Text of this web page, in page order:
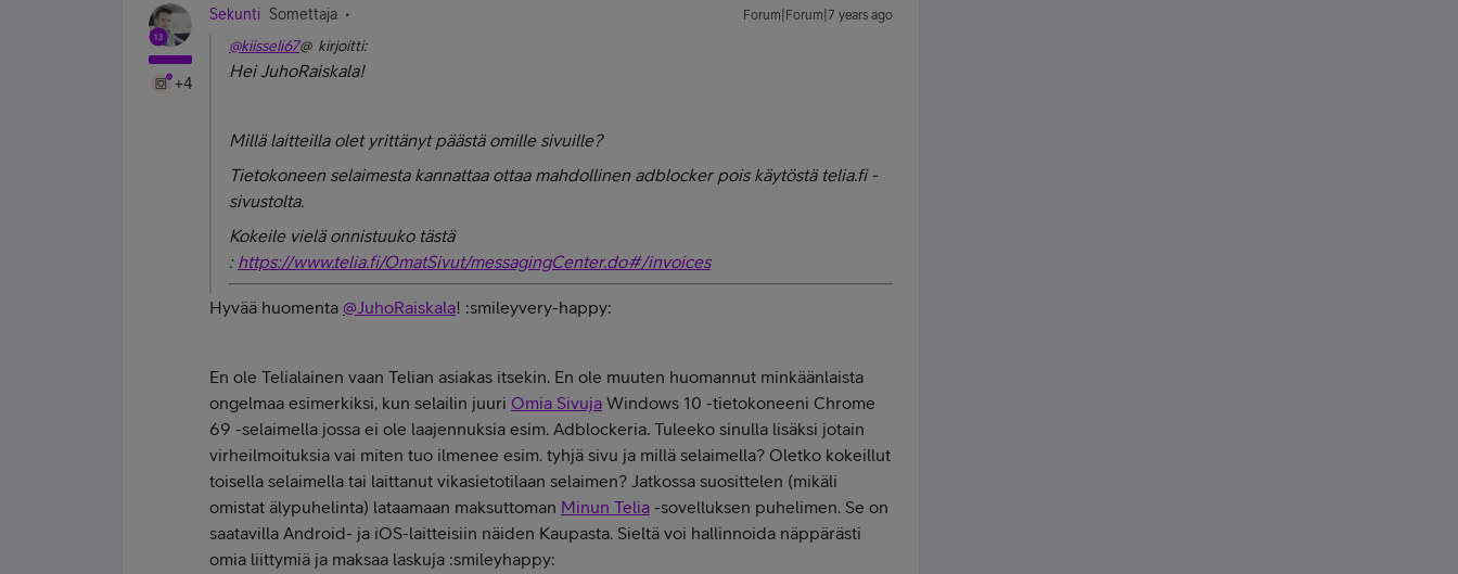
+4
Sekunti Somettaja Forum|Forum|7 years ago
@kiisseli67@ kirjoitti:
Hei JuhoRaiskala!
Millä laitteilla olet yrittänyt päästä omille sivuille?
Tietokoneen selaimesta kannattaa ottaa mahdollinen adblocker pois käytöstä telia.fi -
sivustolta.
Kokeile vielä onnistuuko tästä
: https://www.telia.fi/OmatSivut/messagingCenter.do#/invoices
Hyvää huomenta @JuhoRaiskala! :smileyvery-happy:
En ole Telialainen vaan Telian asiakas itsekin. En ole muuten huomannut minkäänlaista
ongelmaa esimerkiksi, kun selailin juuri Omia Sivuja Windows 10 -tietokoneeni Chrome
69 -selaimella jossa ei ole laajennuksia esim. Adblockeria. Tuleeko sinulla lisäksi jotain
virheilmoituksia vai miten tuo ilmenee esim. tyhjä sivu ja millä selaimella? Oletko kokeillut
toisella selaimella tai laittanut vikasietotilaan selaimen? Jatkossa suosittelen (mikäli
omistat älypuhelinta) lataamaan maksuttoman Minun Telia -sovelluksen puhelimen. Se on
saatavilla Android- ja iOS-laitteisiin näiden Kaupasta. Sieltä voi hallinnoida näppärästi
omia liittymiä ja maksaa laskuja :smileyhappy: